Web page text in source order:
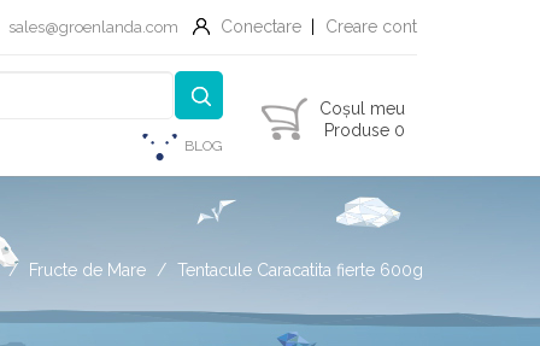
sales@groenlanda.com Conectare Creare cont
BLOG
Coșul meu
Produse 0
Fructe de Mare Tentacule Caracatita fierte 600g